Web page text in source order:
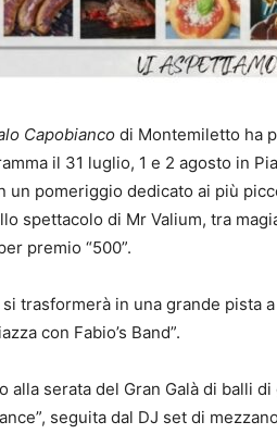
Capobianco di Montemiletto ha
il 31 luglio, 1 e 2 agosto in
un pomeriggio dedicato ai più
spettacolo di Mr Valium, tra
premio “500”.
si trasformerà in una grande pista
con Fabio’s Band”.
alla serata del Gran Galà di balli
seguita dal DJ set di